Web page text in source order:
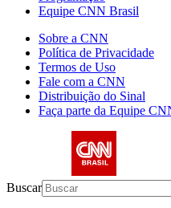
Equipe CNN Brasil
Sobre a CNN
Política de Privacidade
Termos de Uso
Fale com a CNN
Distribuição do Sinal
Faça parte da Equipe
Buscar